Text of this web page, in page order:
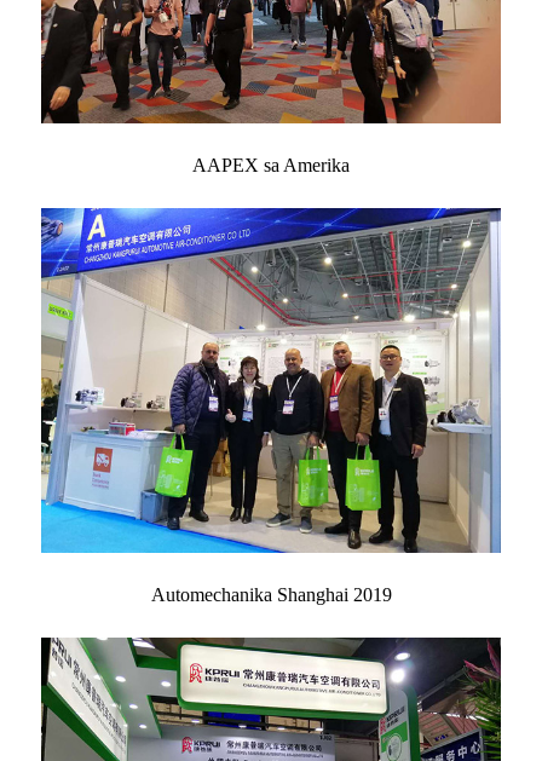
AAPEX sa Amerika
Automechanika Shanghai 2019